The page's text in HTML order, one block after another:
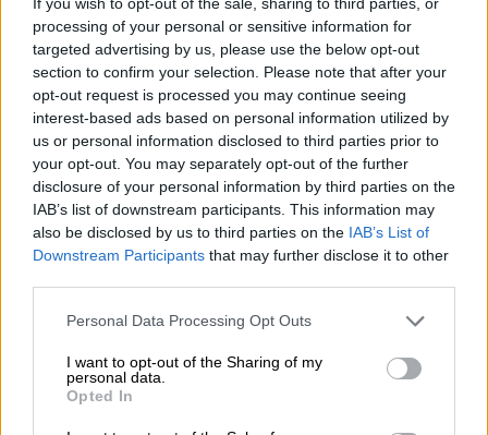
processing of your personal or sensitive information for
targeted advertising by us, please use the below opt-out
section to confirm your selection. Please note that after your
opt-out request is processed you may continue seeing
interest-based ads based on personal information utilized by
us or personal information disclosed to third parties prior to
your opt-out. You may separately opt-out of the further
disclosure of your personal information by third parties on the
IAB’s list of downstream participants. This information may
also be disclosed by us to third parties on the IAB’s List of
Downstream Participants that may further disclose it to other
Please note that this website/app uses one or more Google
not limited to your visit or usage behaviour. You may click to
grant or deny consent to Google and its third-party tags to
use your data for below specified purposes in below Google
consent section.
Personal Data Processing Opt Outs
I want to opt-out of the Sharing of my
personal data.
Opted In
Κομοτηνή: Ανήλικοι έκλεβαν
χρηματικά ποσά και …καλάμια
ψαρέματος από αυτοκίνητα
Η σημερινή δοκιμή του συστήματος
αυτόματης πέδησης αφορούσε περιπτώσεις
υπέρβασης ορίου ταχύτητας και παραβίασης
Η δοκιμαστική λειτουργία του
συστήματος ETCS